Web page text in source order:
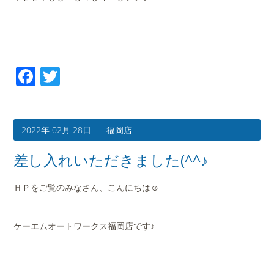
Facebook
2022年 02月 28日 福岡店
差し入れいただきました(^^♪
ＨＰをご覧のみなさん、こんにちは☺
ケーエムオートワークス福岡店です♪